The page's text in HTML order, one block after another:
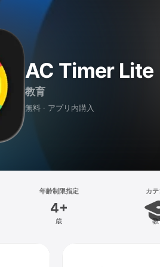
AC Timer Lite
教育
無料 · アプリ内購入
年齢制限指定
4+
歳
カテ